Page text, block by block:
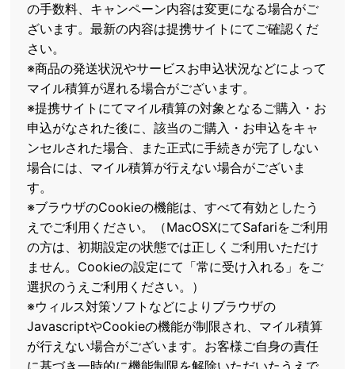
の手数料、キャンペーン内容は変更になる場合がご
ざいます。最新の内容は提携サイトにてご確認くだ
さい。
※商品の発送状況やサービスお申込状況などによって
マイル積算が遅れる場合がございます。
※提携サイトにてマイル積算の対象となるご購入・お
申込がなされた後に、該当のご購入・お申込をキャ
ンセルされた場合、また正式に手続きが完了しない
場合には、マイル積算が行えない場合がございま
す。
※ブラウザのCookieの機能は、すべて有効としたう
えでご利用ください。（MacOSXにてSafariをご利用
の方は、初期設定の状態では正しくご利用いただけ
ません。Cookieの設定にて「常に受け入れる」をご
選択のうえご利用ください。）
※ウィルス対策ソフトなどによりブラウザの
JavascriptやCookieの機能が制限され、マイル積算
が行えない場合がございます。お客様ご自身の責任